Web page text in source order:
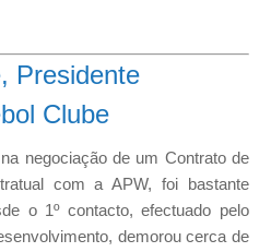
Presidente
Clube
negociação de um Contrato de
com a APW, foi bastante
o 1º contacto, efectuado pelo
demorou cerca de